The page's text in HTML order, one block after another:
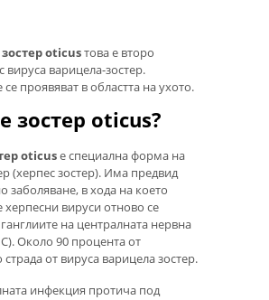
oticusтова е второ
вируса варицела-зостер.
проявяват в областта на ухото.
зостер oticus?
oticusе специална форма на
(херпес зостер). Има предвид
заболяване, в хода на което
херпесни вируси отново се
на централната нервна
Около 90 процента от
страда от вируса варицела зостер.
инфекция протича под